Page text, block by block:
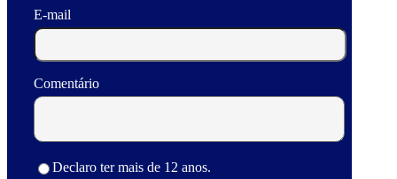
E-mail
Comentário
Declaro ter mais de 12 anos.